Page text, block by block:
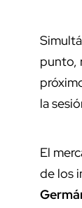
punto,
la
El
de los